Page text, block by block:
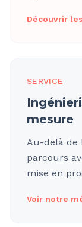
Découvrir
SERVICE
mesure
Au-delà de
parcours
mise en
Voir notre